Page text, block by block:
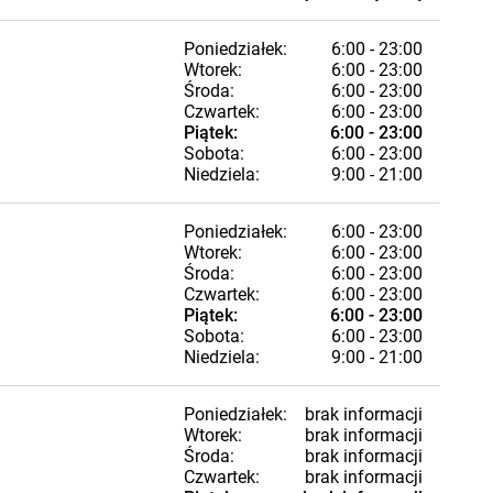
Poniedziałek:
6:00 - 23:00
Wtorek:
6:00 - 23:00
Środa:
6:00 - 23:00
Czwartek:
6:00 - 23:00
Piątek:
6:00 - 23:00
Sobota:
6:00 - 23:00
Niedziela:
9:00 - 21:00
Poniedziałek:
6:00 - 23:00
Wtorek:
6:00 - 23:00
Środa:
6:00 - 23:00
Czwartek:
6:00 - 23:00
Piątek:
6:00 - 23:00
Sobota:
6:00 - 23:00
Niedziela:
9:00 - 21:00
Poniedziałek:
brak informacji
Wtorek:
brak informacji
Środa:
brak informacji
Czwartek:
brak informacji